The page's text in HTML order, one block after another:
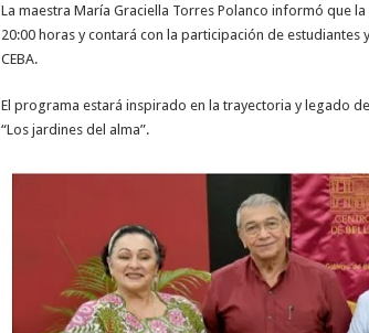
La maestra María Graciella Torres Polanco informó que
20:00 horas y contará con la participación de
CEBA.
El programa estará inspirado en la trayectoria y legado
“Los jardines del alma”.